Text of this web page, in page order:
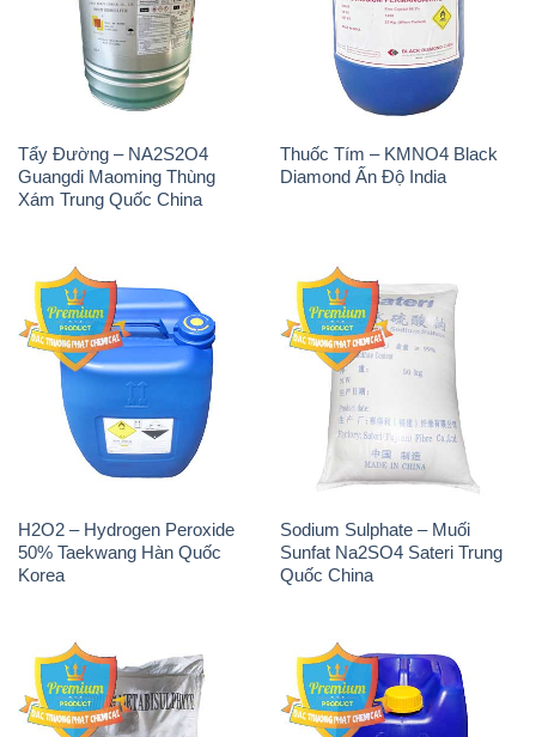
Tẩy Đường – NA2S2O4
Guangdi Maoming Thùng
Xám Trung Quốc China
Thuốc Tím – KMNO4 Black
Diamond Ấn Độ India
H2O2 – Hydrogen Peroxide
50% Taekwang Hàn Quốc
Korea
Sodium Sulphate – Muối
Sunfat Na2SO4 Sateri Trung
Quốc China